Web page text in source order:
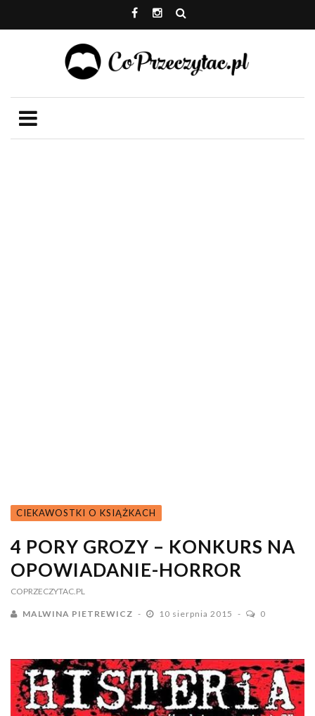
CIEKAWOSTKI O KSIĄŻKACH
4 PORY GROZY – KONKURS NA
OPOWIADANIE-HORROR
COPRZECZYTAC.PL
MALWINA PIETREWICZ 10 sierpnia 2015 0